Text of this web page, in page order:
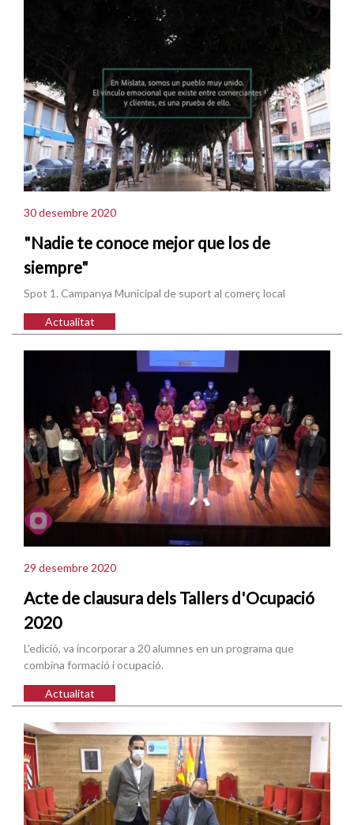
30 desembre 2020
"Nadie te conoce mejor que los de
siempre"
Spot 1. Campanya Municipal de suport al comerç local
Actualitat
29 desembre 2020
Acte de clausura dels Tallers d'Ocupació
2020
L'edició, va incorporar a 20 alumnes en un programa que
combina formació i ocupació.
Actualitat